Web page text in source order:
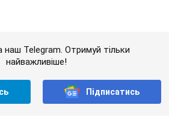
наш Telegram. Отримуй тільки
найважливіше!
Підписатись